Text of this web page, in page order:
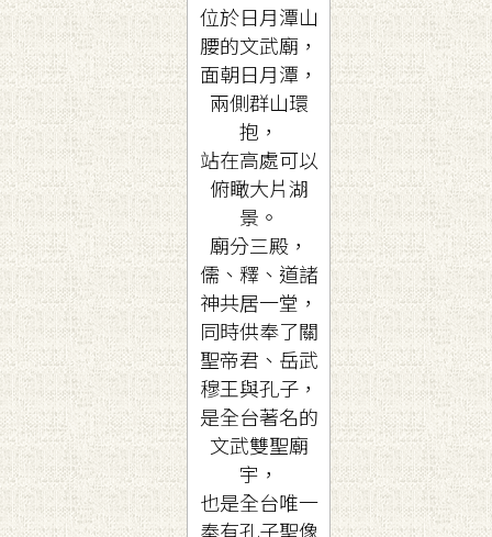
位於日月潭山
腰的文武廟，
面朝日月潭，
兩側群山環
抱，
站在高處可以
俯瞰大片湖
景。
廟分三殿，
儒、釋、道諸
神共居一堂，
同時供奉了關
聖帝君、岳武
穆王與孔子，
是全台著名的
文武雙聖廟
宇，
也是全台唯一
奉有孔子聖像